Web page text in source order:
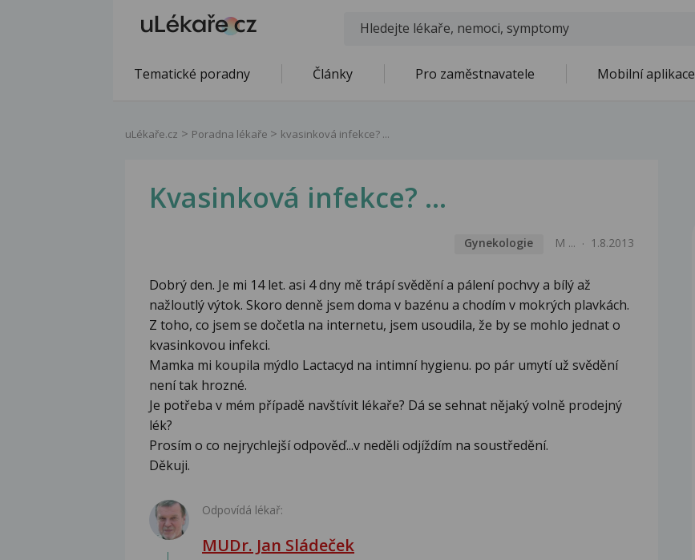
Tematické poradny Články Pro zaměstnavatele Mobilní aplikace
uLékaře.cz Poradna lékaře kvasinková infekce? ...
Kvasinková infekce? ...
Gynekologie M ... 1.8.2013
Dobrý den. Je mi 14 let. asi 4 dny mě trápí svědění a pálení pochvy a bílý až
nažloutlý výtok. Skoro denně jsem doma v bazénu a chodím v mokrých plavkách.
Z toho, co jsem se dočetla na internetu, jsem usoudila, že by se mohlo jednat o
kvasinkovou infekci.
Mamka mi koupila mýdlo Lactacyd na intimní hygienu. po pár umytí už svědění
není tak hrozné.
Je potřeba v mém případě navštívit lékaře? Dá se sehnat nějaký volně prodejný
lék?
Prosím o co nejrychlejší odpověď...v neděli odjíždím na soustředění.
Děkuji.
Odpovídá lékař:
MUDr. Jan Sládeček